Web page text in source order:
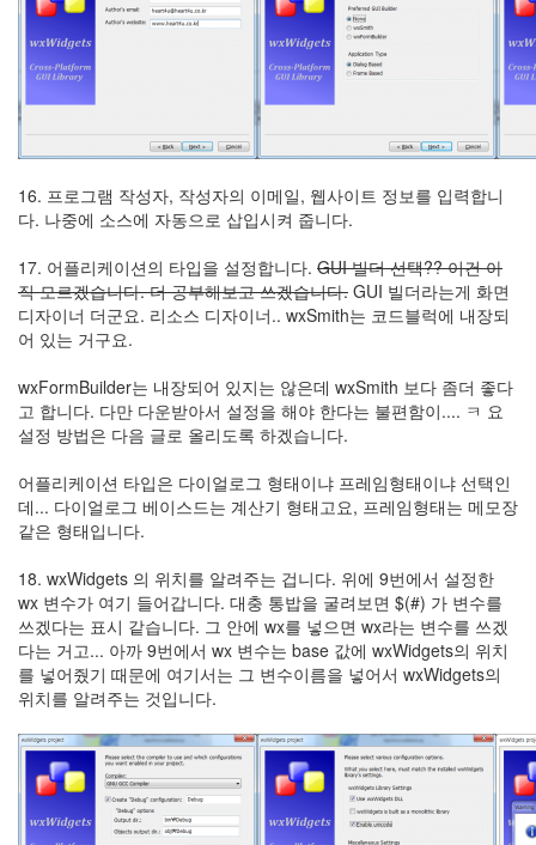
16. 프로그램 작성자, 작성자의 이메일, 웹사이트 정보를 입력합니
다. 나중에 소스에 자동으로 삽입시켜 줍니다.
17. 어플리케이션의 타입을 설정합니다. GUI 빌더 선택?? 이건 아
직 모르겠습니다. 더 공부해보고 쓰겠습니다. GUI 빌더라는게 화면
디자이너 더군요. 리소스 디자이너.. wxSmith는 코드블럭에 내장되
어 있는 거구요.
wxFormBuilder는 내장되어 있지는 않은데 wxSmith 보다 좀더 좋다
고 합니다. 다만 다운받아서 설정을 해야 한다는 불편함이.... ㅋ 요
설정 방법은 다음 글로 올리도록 하겠습니다.
어플리케이션 타입은 다이얼로그 형태이냐 프레임형태이냐 선택인
데... 다이얼로그 베이스드는 계산기 형태고요, 프레임형태는 메모장
같은 형태입니다.
18. wxWidgets 의 위치를 알려주는 겁니다. 위에 9번에서 설정한
wx 변수가 여기 들어갑니다. 대충 통밥을 굴려보면 $(#) 가 변수를
쓰겠다는 표시 같습니다. 그 안에 wx를 넣으면 wx라는 변수를 쓰겠
다는 거고... 아까 9번에서 wx 변수는 base 값에 wxWidgets의 위치
를 넣어줬기 때문에 여기서는 그 변수이름을 넣어서 wxWidgets의
위치를 알려주는 것입니다.